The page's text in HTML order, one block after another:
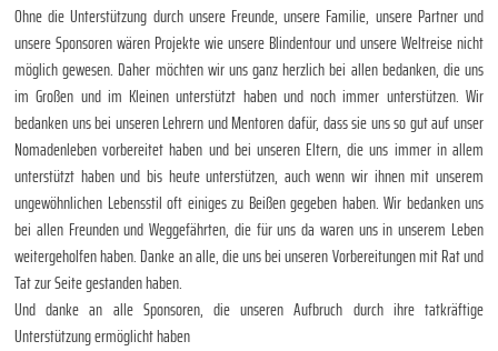
Ohne die Unterstützung durch unsere Freunde, unsere Familie, unsere Partner und
unsere Sponsoren wären Projekte wie unsere Blindentour und unsere Weltreise nicht
möglich gewesen. Daher möchten wir uns ganz herzlich bei allen bedanken, die uns
im Großen und im Kleinen unterstützt haben und noch immer unterstützen. Wir
bedanken uns bei unseren Lehrern und Mentoren dafür, dass sie uns so gut auf unser
Nomadenleben vorbereitet haben und bei unseren Eltern, die uns immer in allem
unterstützt haben und bis heute unterstützen, auch wenn wir ihnen mit unserem
ungewöhnlichen Lebensstil oft einiges zu Beißen gegeben haben. Wir bedanken uns
bei allen Freunden und Weggefährten, die für uns da waren uns in unserem Leben
weitergeholfen haben. Danke an alle, die uns bei unseren Vorbereitungen mit Rat und
Tat zur Seite gestanden haben.
Und danke an alle Sponsoren, die unseren Aufbruch durch ihre tatkräftige
Unterstützung ermöglicht haben